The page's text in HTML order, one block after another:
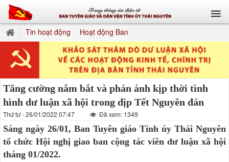
Tin hoạt động Hoạt động Ban
Tăng cường nắm bắt và phản ánh kịp thời tình
hình dư luận xã hội trong dịp Tết Nguyên đán
Thứ tư - 26/01/2022 07:47 Đã xem: 1349
Sáng ngày 26/01, Ban Tuyên giáo Tỉnh ủy Thái Nguyên
tổ chức Hội nghị giao ban cộng tác viên dư luận xã hội
tháng 01/2022.